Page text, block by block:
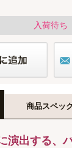
入荷待ち
商品スペッ
演出する、